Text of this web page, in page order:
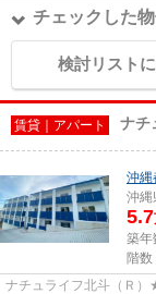
チェックした
検討リスト
賃貸｜アパート ナチ
沖縄
沖縄
5.7
築年
階数
ナチュライフ北斗（Ｒ）